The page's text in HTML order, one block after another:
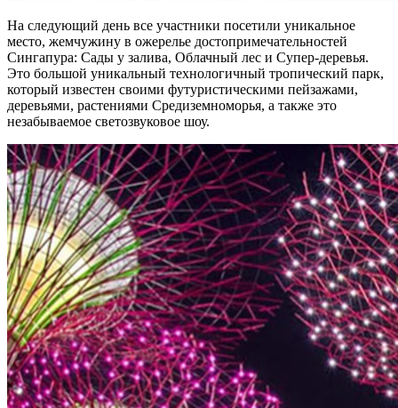
На следующий день все участники посетили уникальное
место, жемчужину в ожерелье достопримечательностей
Сингапура: Сады у залива, Облачный лес и Супер-деревья.
Это большой уникальный технологичный тропический парк,
который известен своими футуристическими пейзажами,
деревьями, растениями Средиземноморья, а также это
незабываемое светозвуковое шоу.